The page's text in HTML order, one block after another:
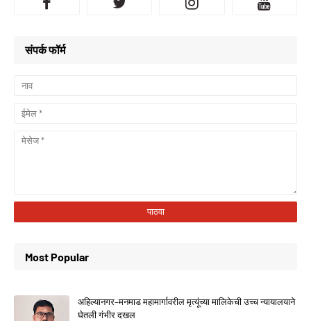
संपर्क फॉर्म
Most Popular
अहिल्यानगर–मनमाड महामार्गावरील मृत्यूंच्या मालिकेची उच्च न्यायालयाने
घेतली गंभीर दखल